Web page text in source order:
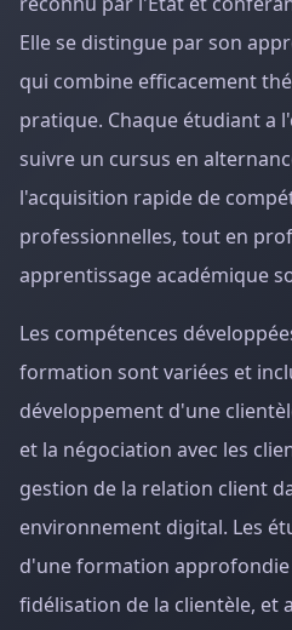
Elle se distingue par son
qui combine efficacement
pratique. Chaque étudiant a
suivre un cursus en
l'acquisition rapide de
professionnelles, tout en
apprentissage académique
Les compétences
formation sont variées et
développement d'une
et la négociation avec les
gestion de la relation client
environnement digital. Les
d'une formation
fidélisation de la clientèle, et